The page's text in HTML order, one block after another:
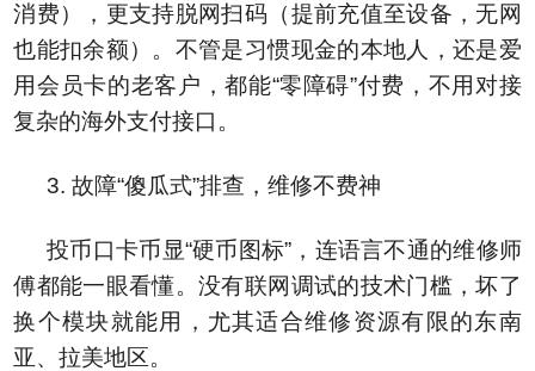
消费），更支持脱网扫码（提前充值至设备，无网
也能扣余额）。不管是习惯现金的本地人，还是爱
用会员卡的老客户，都能“零障碍”付费，不用对接
复杂的海外支付接口。
3. 故障“傻瓜式”排查，维修不费神
投币口卡币显“硬币图标”，连语言不通的维修师
傅都能一眼看懂。没有联网调试的技术门槛，坏了
换个模块就能用，尤其适合维修资源有限的东南
亚、拉美地区。